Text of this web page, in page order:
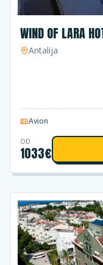
WIND OF LARA
Antalija
Avion
OD
1033€